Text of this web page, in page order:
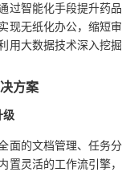
过智能化手段提升药
现无纸化办公，缩短
用大数据技术深入挖
方案
级
面的文档管理、任务
置灵活的工作流引擎